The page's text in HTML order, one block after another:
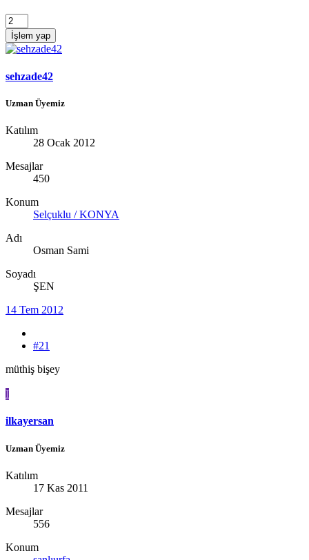
İşlem yap
sehzade42
Uzman Üyemiz
Katılım
28 Ocak 2012
Mesajlar
450
Konum
Selçuklu / KONYA
Adı
Osman Sami
Soyadı
ŞEN
14 Tem 2012
#21
müthiş bişey
I
ilkayersan
Uzman Üyemiz
Katılım
17 Kas 2011
Mesajlar
556
Konum